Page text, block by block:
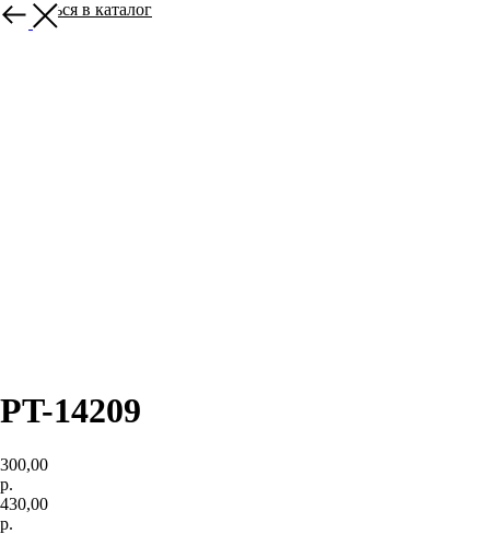
Вернуться в каталог
PT-14209
300,00
р.
430,00
р.